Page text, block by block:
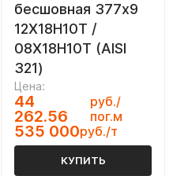
бесшовная 377х9
12Х18Н10Т /
08Х18Н10Т (AISI
321)
Цена:
44
262.56
руб./
пог.м
535 000руб./т
КУПИТЬ